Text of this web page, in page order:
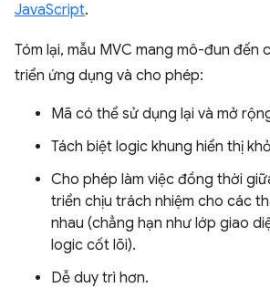
JavaScript.
Tóm lại, mẫu MVC mang mô-đun đến
triển ứng dụng và cho phép:
Mã có thể sử dụng lại và mở
Tách biệt logic khung hiển thị
Cho phép làm việc đồng thời
triển chịu trách nhiệm cho các
nhau (chẳng hạn như lớp giao
logic cốt lõi).
Dễ duy trì hơn.